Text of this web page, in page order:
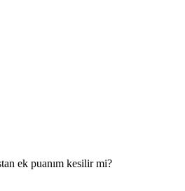
ek puanım kesilir mi?